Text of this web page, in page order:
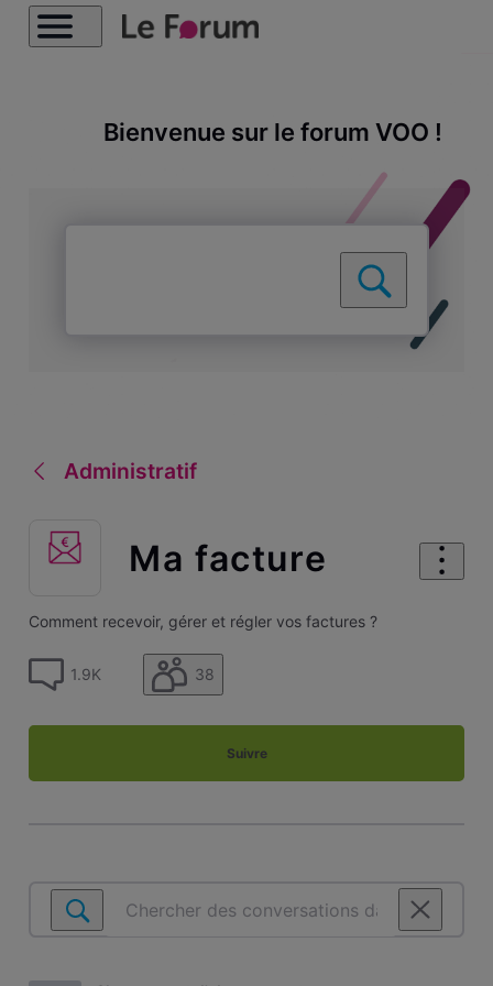
Bienvenue sur le forum VOO !
Administratif
Ma facture
Comment recevoir, gérer et régler vos factures ?
1.9K 38
Suivre
Chercher